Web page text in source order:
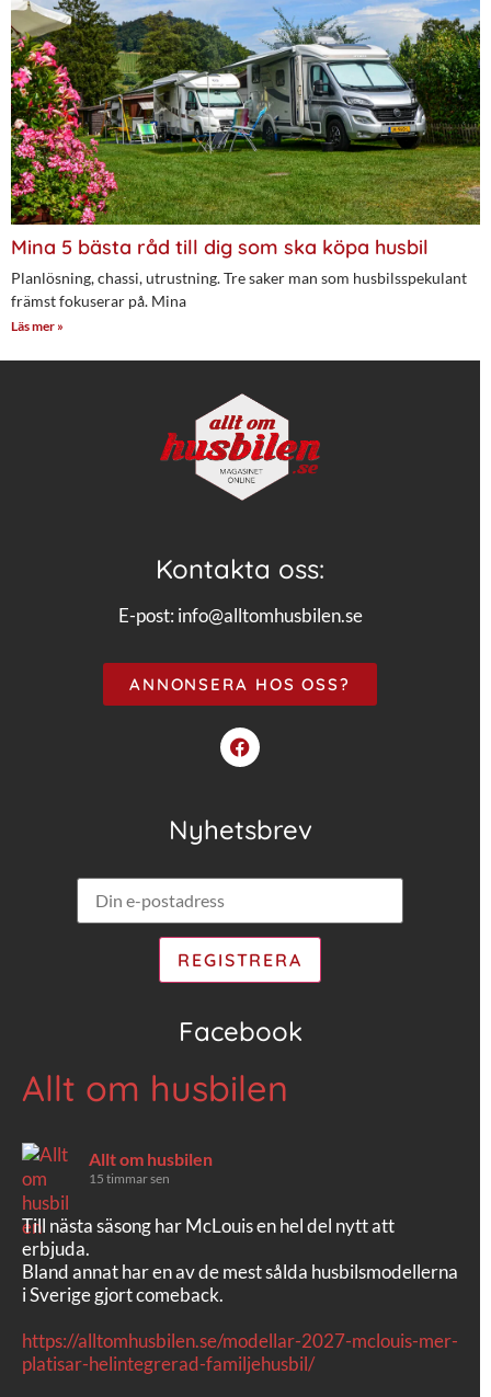
Mina 5 bästa råd till dig som ska köpa husbil
Planlösning, chassi, utrustning. Tre saker man som husbilsspekulant
främst fokuserar på. Mina
Läs mer »
Kontakta oss:
E-post: info@alltomhusbilen.se
ANNONSERA HOS OSS?
Nyhetsbrev
Facebook
Allt om husbilen
Allt om husbilen
15 timmar sen
Till nästa säsong har McLouis en hel del nytt att
erbjuda.
Bland annat har en av de mest sålda husbilsmodellerna
i Sverige gjort comeback.
https://alltomhusbilen.se/modellar-2027-mclouis-mer-
platisar-helintegrerad-familjehusbil/